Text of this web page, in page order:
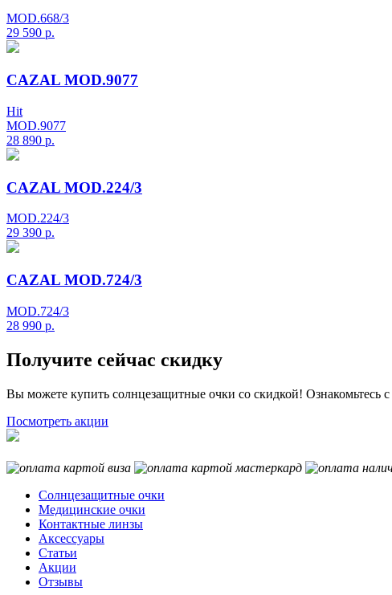
MOD.668/3
29 590 р.
CAZAL MOD.9077
Hit
MOD.9077
28 890 р.
CAZAL MOD.224/3
MOD.224/3
29 390 р.
CAZAL MOD.724/3
MOD.724/3
28 990 р.
Получите сейчас скидку
Вы можете купить солнцезащитные очки со скидкой! Ознакомьтесь
Посмотреть акции
Солнцезащитные очки
Медицинские очки
Контактные линзы
Аксессуары
Статьи
Акции
Отзывы